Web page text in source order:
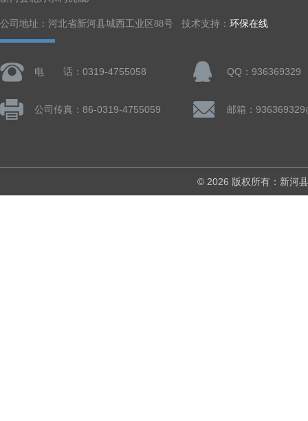
公司地址：河北省新河县城西工业区88号 技术支持： 环保在线
电 话：0319-4755058 QQ：936369329
公司传真：86-0319-4755059 邮箱：
© 2026 版权所有：新河